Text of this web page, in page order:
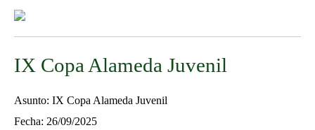
IX Copa Alameda Juvenil
Asunto: IX Copa Alameda Juvenil
Fecha: 26/09/2025